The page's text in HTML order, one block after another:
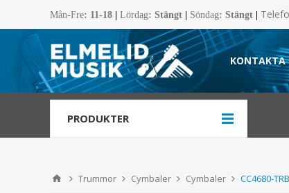
Mån-Fre: 11-18 Lördag: Stängt Söndag: Stängt
KONTAKTA
PRODUKTER
Trummor Cymbaler Cymbaler CC4680-TRB